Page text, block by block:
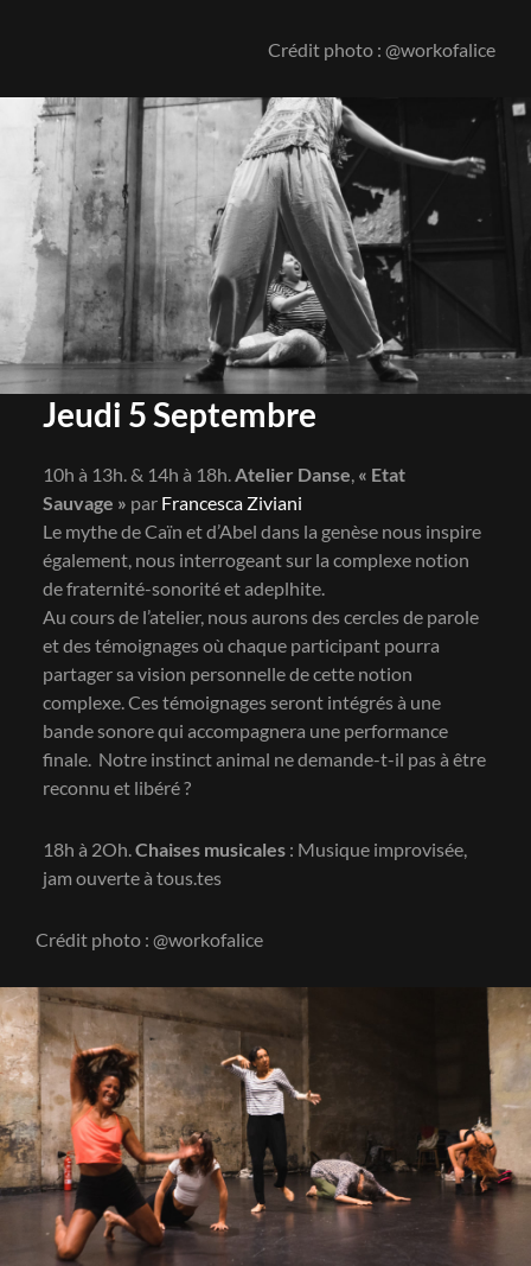
Crédit photo : @workofalice
Jeudi 5 Septembre
10h à 13h. & 14h à 18h. Atelier Danse « Etat
Sauvage » par Francesca Ziviani
Le mythe de Caïn et d’Abel dans la genèse nous inspire
également, nous interrogeant sur la complexe notion
de fraternité-sonorité et adeplhite.
Au cours de l’atelier, nous aurons des cercles de parole
et des témoignages où chaque participant pourra
partager sa vision personnelle de cette notion
complexe. Ces témoignages seront intégrés à une
bande sonore qui accompagnera une performance
finale. Notre instinct animal ne demande-t-il pas à être
reconnu et libéré ?
18h à 2Oh. Chaises musicales: Musique improvisée,
jam ouverte à tous.tes
Crédit photo : @workofalice